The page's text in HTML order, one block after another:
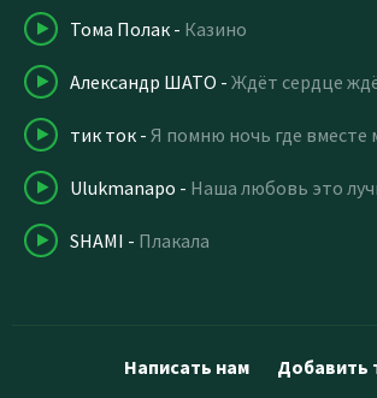
Тома Полак - Казино
Александр ШАТО - Ждёт сердце
тик ток - Я помню ночь где вместе
Ulukmanapo - Наша любовь это лучший сон
SHAMI - Плакала
Написать нам Добавить